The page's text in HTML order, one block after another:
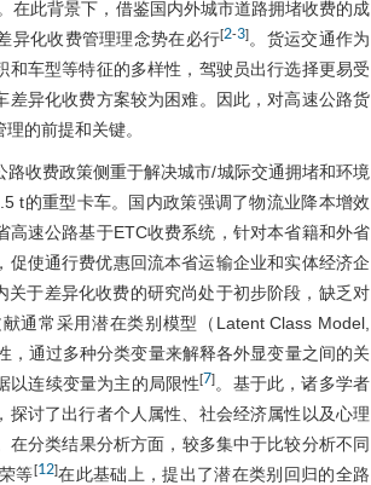
在此背景下，借鉴国内外城市道路拥堵收费的成
异化收费管理理念势在必行[2-3]。货运交通作为
车型等特征的多样性，驾驶员出行选择更易受
差异化收费方案较为困难。因此，对高速公路货
的前提和关键。
收费政策侧重于解决城市/城际交通拥堵和环境
t的重型卡车。国内政策强调了物流业降本增效
高速公路基于ETC收费系统，针对本省籍和外省
使通行费优惠回流本省运输企业和实体经济企
关于差异化收费的研究尚处于初步阶段，缺乏对
通常采用潜在类别模型（Latent Class Model,
，通过多种分类变量来解释各外显变量之间的关
以连续变量为主的局限性[7]。基于此，诸多学者
讨了出行者个人属性、社会经济属性以及心理
在分类结果分析方面，较多集中于比较分析不同
等[12]在此基础上，提出了潜在类别回归的全路